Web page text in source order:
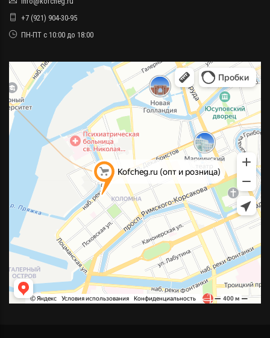
+7 (921) 904-30-95
ПН-ПТ с 10:00 до 18:00